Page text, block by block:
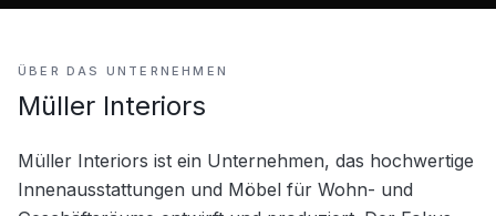
ÜBER DAS UNTERNEHMEN
Müller Interiors
Müller Interiors ist ein Unternehmen, das hochwertige
Innenausstattungen und Möbel für Wohn- und